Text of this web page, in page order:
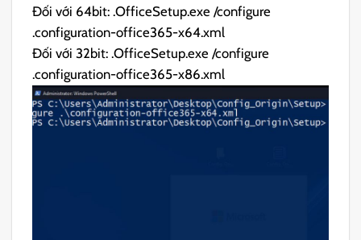
Đối với 64bit: .OfficeSetup.exe /configure
.configuration-office365-x64.xml
Đối với 32bit: .OfficeSetup.exe /configure
.configuration-office365-x86.xml